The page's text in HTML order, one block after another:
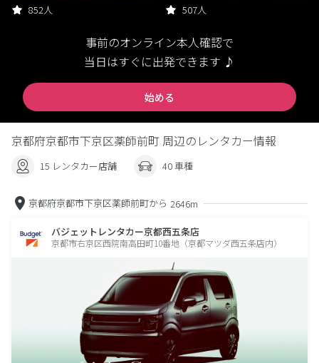
852人 507人
事前のオンライン本人確認で
当日はすぐに出発できます ♪
始める
京都府京都市下京区薬師前町 周辺のレンタカー情報
15 レンタカー店舗 40 車種
京都府京都市下京区薬師前町から 2646m
バジェットレンタカー京都西五条店
京都市右京区西院南高田町10番地（京都マツダ西五条店内）